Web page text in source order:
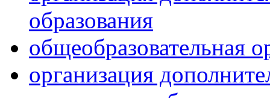
образования
общеобразовательная
организация